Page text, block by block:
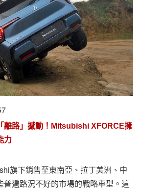
離路」撼動！Mitsubishi XFORCE擁
力
旗下銷售至東南亞、拉丁美洲、中
普遍路況不好的市場的戰略車型。這